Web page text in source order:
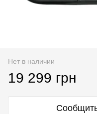
Нет в наличии
19 299 грн